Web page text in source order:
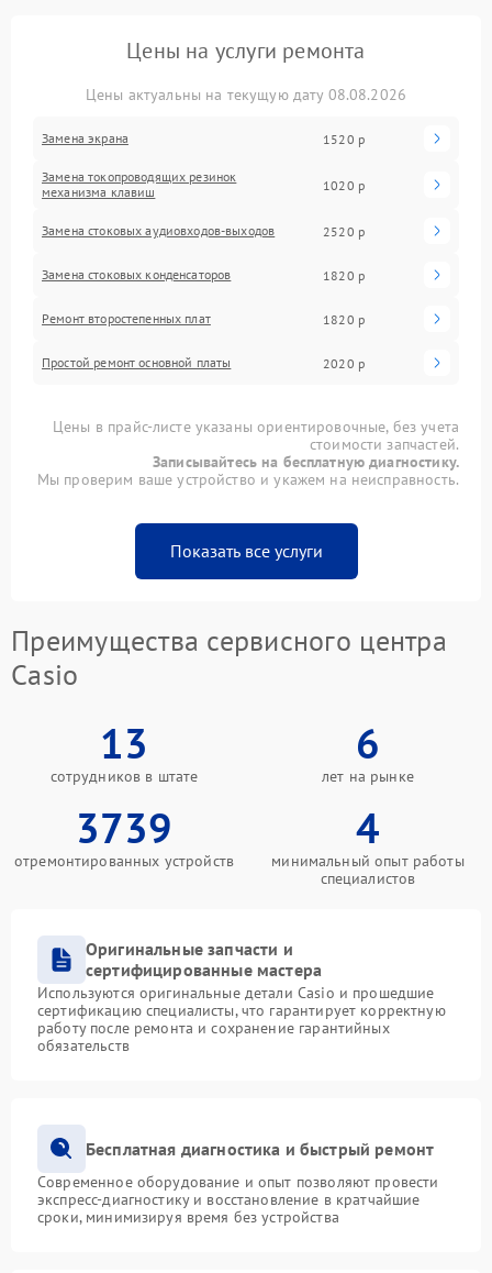
Цены на услуги ремонта
Цены актуальны на текущую дату 08.08.2026
Замена экрана 1520 р
Замена токопроводящих резинок
механизма клавиш
1020 р
Замена стоковых аудиовходов-выходов 2520 р
Замена стоковых конденсаторов 1820 р
Ремонт второстепенных плат 1820 р
Простой ремонт основной платы 2020 р
Цены в прайс-листе указаны ориентировочные, без учета
стоимости запчастей.
Записывайтесь на бесплатную диагностику.
Мы проверим ваше устройство и укажем на неисправность.
Показать все услуги
Преимущества сервисного центра
Casio
13
сотрудников в штате
6
лет на рынке
3739
отремонтированных устройств
4
минимальный опыт работы
специалистов
Оригинальные запчасти и
сертифицированные мастера
Используются оригинальные детали Casio и прошедшие
сертификацию специалисты, что гарантирует корректную
работу после ремонта и сохранение гарантийных
обязательств
Бесплатная диагностика и быстрый ремонт
Современное оборудование и опыт позволяют провести
экспресс-диагностику и восстановление в кратчайшие
сроки, минимизируя время без устройства